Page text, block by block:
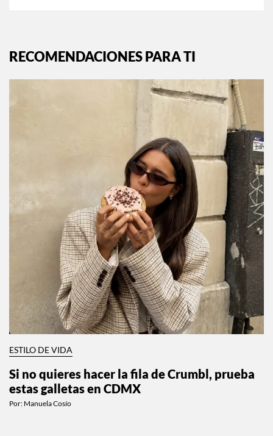
RECOMENDACIONES PARA TI
ESTILO DE VIDA
Si no quieres hacer la fila de Crumbl, prueba
estas galletas en CDMX
Por: Manuela Cosío